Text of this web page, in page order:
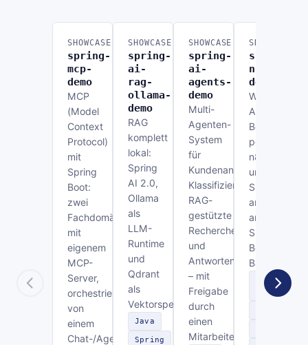
SHOWCASE
spring-
mcp-
demo
MCP
(Model
Context
Protocol)
mit
Spring
Boot:
zwei
Fachdomänen
mit
eigenem
MCP-
Server,
orchestriert
von
einem
Chat-/Agenten-
SHOWCASE
spring-
ai-
rag-
ollama-
demo
RAG
komplett
lokal:
Spring
AI 2.0,
Ollama
als
LLM-
Runtime
und
Qdrant
als
Vektorspeicher.
Java
Spring
SHOWCASE
spring-
ai-
agents-
demo
Multi-
Agenten-
System
für
Kundenanfragen:
Klassifizierung,
RAG-
gestützte
Recherche
und
Antwortentwurf
– mit
Freigabe
durch
einen
Mitarbeiter.
SHOWCASE
spring-
n8n-
demo
Workflow-
per
n8n
und
Slack,
angebunden
an ein
Spring-
Boot-
Backend.
Spring
Boot